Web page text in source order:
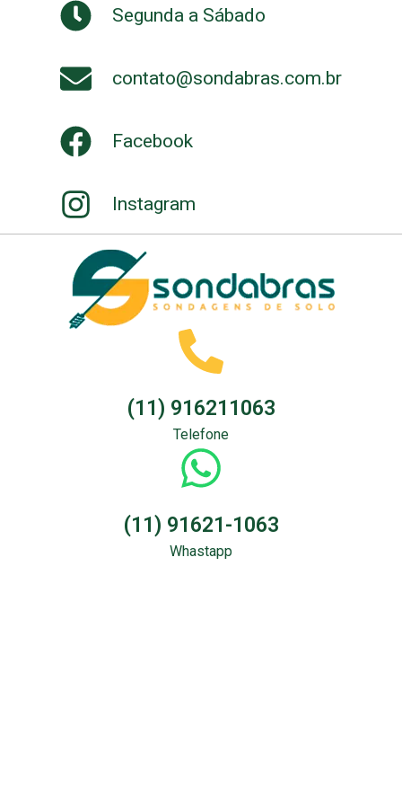
Segunda a Sábado
contato@sondabras.com.br
Facebook
Instagram
(11) 916211063
Telefone
(11) 91621-1063
Whastapp